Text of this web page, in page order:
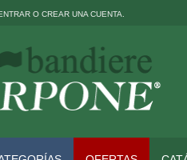
O CREAR UNA CUENTA